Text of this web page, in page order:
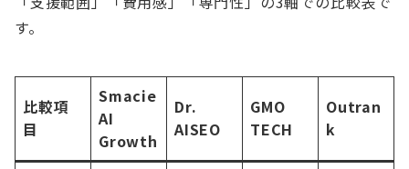
す。
比較項
目
Smacie
AI
Growth
Dr.
AISEO
GMO
TECH
Outran
k